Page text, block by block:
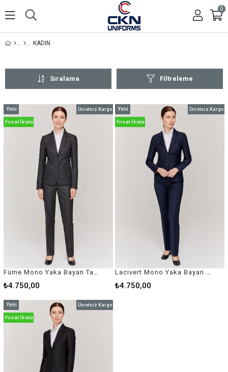
0
KADIN
Filtreleme
Sıralama
₺4.750,00
Ücretsiz Kargo
Yeni
Ürün
Fırsat Ürünü
₺4.750,00
Ücretsiz Kargo
Yeni
Ürün
Fırsat Ürünü
Ücretsiz Kargo
Yeni
Ürün
Fırsat Ürünü